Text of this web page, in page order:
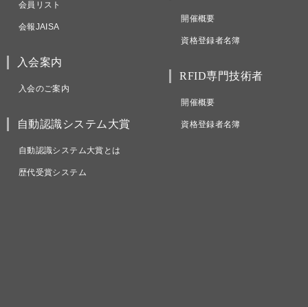
会員リスト
会報JAISA
入会案内
入会のご案内
自動認識システム大賞
自動認識システム大賞とは
歴代受賞システム
開催概要
資格登録者名簿
RFID専門技術者
開催概要
資格登録者名簿